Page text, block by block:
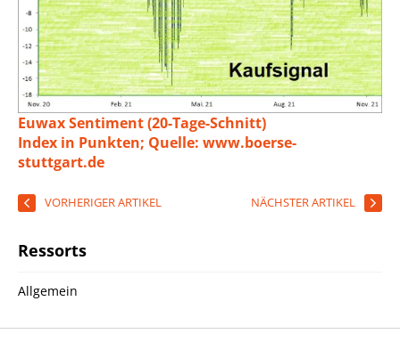
Euwax Sentiment (20-Tage-Schnitt)
Index in Punkten; Quelle: www.boerse-
stuttgart.de
VORHERIGER ARTIKEL NÄCHSTER ARTIKEL
Ressorts
Allgemein